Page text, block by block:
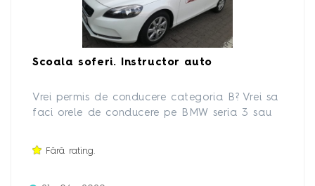
Scoala soferi. Instructor auto
Vrei permis de conducere categoria B? Vrei sa
faci orele de conducere pe BMW seria 3 sau
automată? Vrei un instructor calm și cu
Fără rating.